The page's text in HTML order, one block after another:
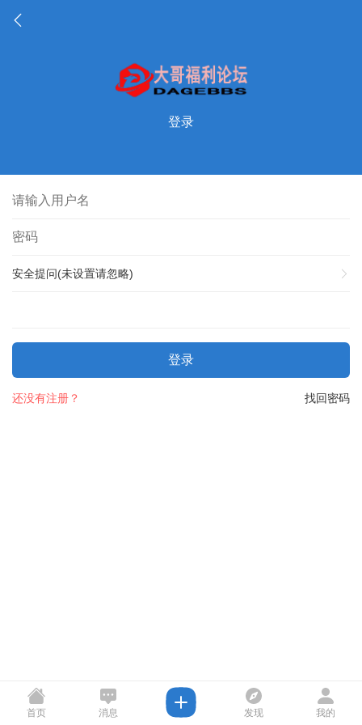
登录
安全提问(未设置请忽略)
登录
找回密码
还没有注册？
首页 消息 发现 我的